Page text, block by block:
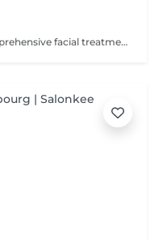
(EN) Classic Facial Massage A comprehensive facial treatment combining classic massage techniques with a professional mask as the final step. The treatment is designed to relax facial muscles, improve microcirculation, support skin tone, and restore a feeling of freshness and comfort. The treatment is performed using professional JeuDerm skincare products. The finishing professional mask enhances the effects of the treatment, providing deep hydration, nourishment, and comfort for the skin. An ideal ritual for releasing facial tension, supporting skin recovery, improving overall skin condition, and maintaining natural beauty and radiance. Who is this treatment for? * Facial muscle tension; * Signs of fatigue and stress; * Loss of skin tone and firmness; * Skin requiring hydration and recovery; * Skin showing signs of fatigue; * Maintaining healthy and well-cared-for skin. Benefits after the treatment: * Relaxed facial muscles; * Fresher and more rested appearance; * Feeling of relaxation and lightness; * Hydrated and comfortable skin; * Support of skin tone; * Natural skin radiance. (FR) Massage facial classique Un soin complet associant les techniques classiques de massage du visage avec l'application d'un masque professionnel en étape finale. Le soin vise à détendre les muscles du visage, améliorer la microcirculation, maintenir le tonus cutané et restaurer une sensation de fraîcheur et de confort. Le soin est réalisé avec les produits professionnels JeuDerm. Le masque professionnel finalise le traitement en renforçant ses effets, en apportant une hydratation profonde, des soins nourrissants et un confort optimal à la peau. Un rituel idéal pour libérer les tensions, favoriser la récupération de la peau, améliorer son état général et préserver sa beauté naturelle et son éclat. À qui s'adresse ce soin ? * Tensions musculaires du visage ; * Signes de fatigue et de stress ; * Perte de tonicité et de fermeté de la peau ; * Peaux nécessitant hydratation et récupération ; * Peaux marquées par la fatigue ; * Entretien d'une peau saine et soignée. Résultats après le soin : * Muscles du visage détendus ; * Visage plus frais et reposé ; * Sensation de détente et de légèreté ; * Peau hydratée et confortable ; * Maintien du tonus cutané ; * Éclat naturel de la peau.